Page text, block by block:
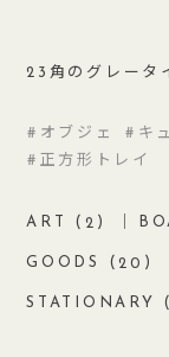
23角のグレータ
オブジェ キ
正方形トレイ
ART ( 2 )
GOODS (20 )
STATIONARY (